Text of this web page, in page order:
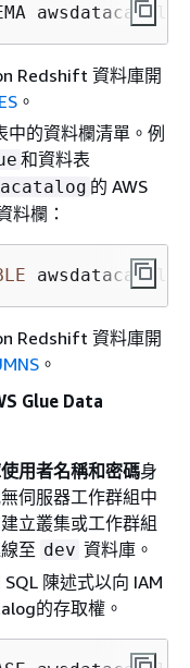
Redshift 資料庫開
。
的資料欄清單。例
和資料表
的 AWS
料欄：
Redshift 資料庫開
。
Glue Data
用者名稱和密碼身
伺服器工作群組中
立叢集或工作群組
至 dev 資料庫。
陳述式以向 IAM
的存取權。